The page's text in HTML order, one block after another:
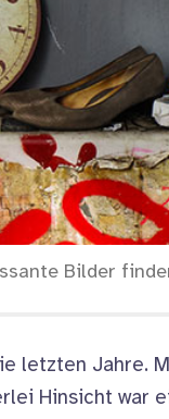
Bilder
letzten Jahre.
Hinsicht war